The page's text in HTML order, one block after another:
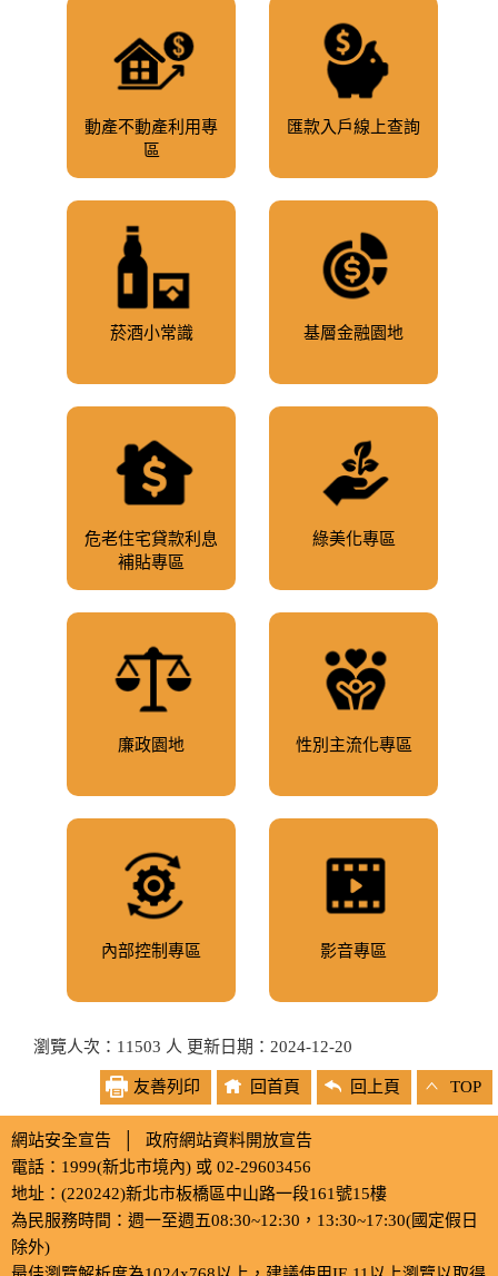
動產不動產利用專
區
匯款入戶線上查詢
菸酒小常識 基層金融園地
危老住宅貸款利息
補貼專區
綠美化專區
廉政園地 性別主流化專區
內部控制專區 影音專區
瀏覽人次：11503 人 更新日期：2024-12-20
友善列印 回首頁 回上頁 TOP
網站安全宣告
政府網站資料開放宣告
電話：1999(新北市境內) 或 02-29603456
地址：(220242)新北市板橋區中山路一段161號15樓
為民服務時間：週一至週五08:30~12:30，13:30~17:30(國定假日
除外)